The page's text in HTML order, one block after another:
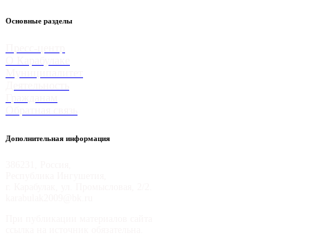
Основные разделы
Дополнительная информация